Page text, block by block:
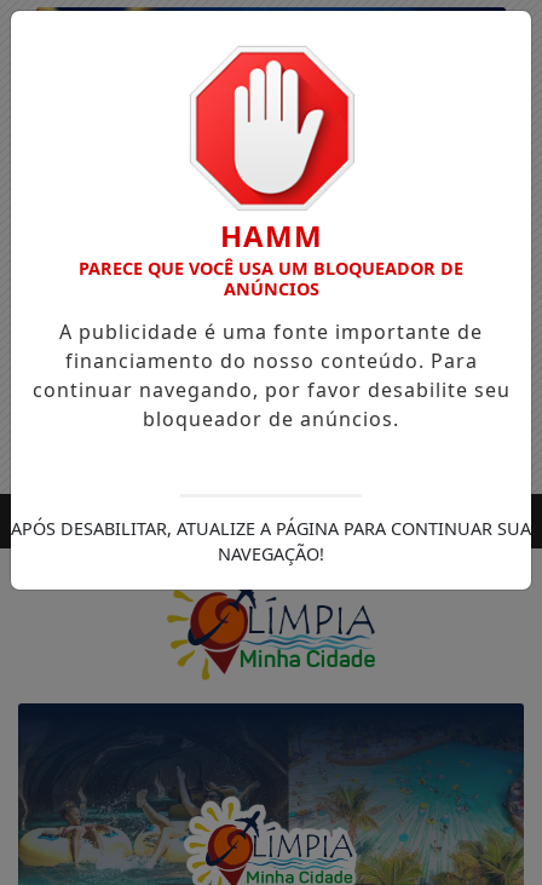
Entrar
HAMM
PARECE QUE VOCÊ USA UM BLOQUEADOR DE
ANÚNCIOS
A publicidade é uma fonte importante de
financiamento do nosso conteúdo. Para
continuar navegando, por favor desabilite seu
bloqueador de anúncios.
APÓS DESABILITAR, ATUALIZE A PÁGINA PARA CONTINUAR SUA
NAVEGAÇÃO!